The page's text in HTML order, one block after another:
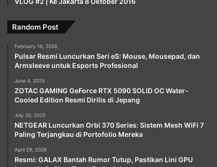
Random Post
February 16, 2026
Pulsar Resmi Luncurkan Seri eS: Mouse, Mousepad, dan
Armsleeve untuk Esports Profesional
June 4, 2025
ZOTAC GAMING GeForce RTX 5090 SOLID OC Water-
Cooled Edition Resmi Dirilis di Jepang
July 30, 2025
NETGEAR Luncurkan Orbi 370 Series: Sistem Mesh WiFi 7
Paling Terjangkau di Portofolio Mereka
April 29, 2026
Resmi: GALAX Bantah Rumor Tutup, Pastikan Lini GPU